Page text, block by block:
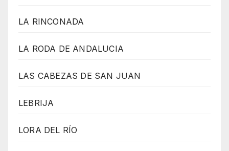
LA RINCONADA
LA RODA DE ANDALUCIA
LAS CABEZAS DE SAN JUAN
LEBRIJA
LORA DEL RÍO